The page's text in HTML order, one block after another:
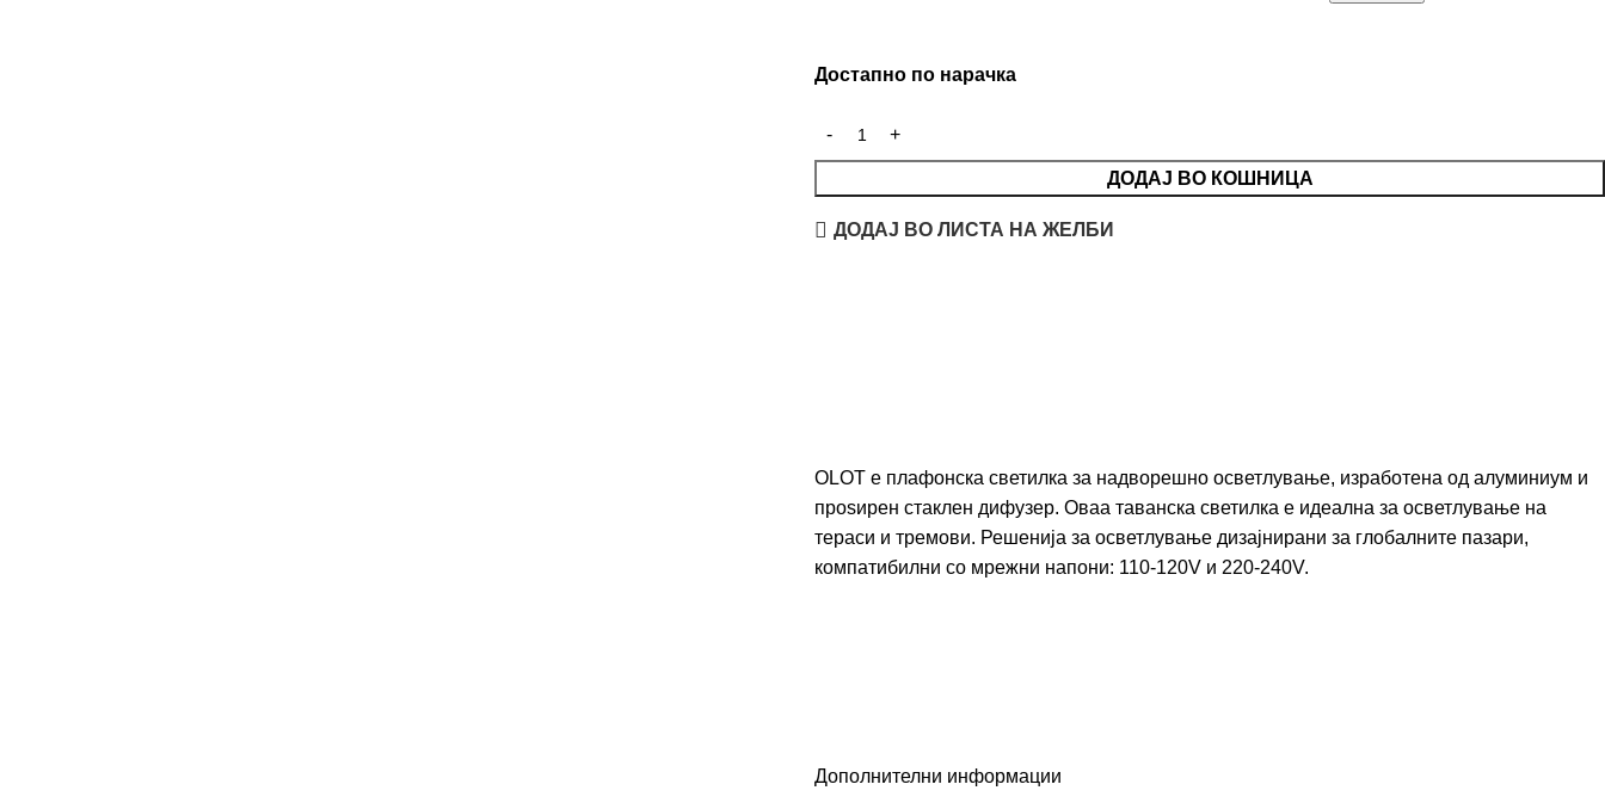
Достапно по нарачка
ДОДАЈ ВО КОШНИЦА
ДОДАЈ ВО ЛИСТА НА ЖЕЛБИ
OLOT е плафонска светилка за надворешно осветлување, изработена од алуминиум и
проѕирен стаклен дифузер. Оваа таванска светилка е идеална за осветлување на
тераси и тремови. Решенија за осветлување дизајнирани за глобалните пазари,
компатибилни со мрежни напони: 110-120V и 220-240V.
Дополнителни информации